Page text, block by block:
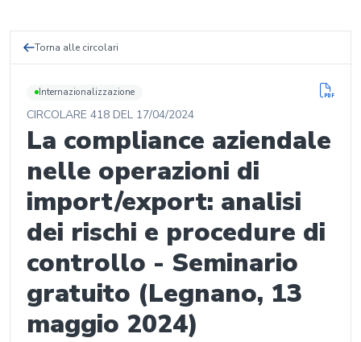
Torna alle circolari
Internazionalizzazione
CIRCOLARE 418 DEL 17/04/2024
La compliance aziendale
nelle operazioni di
import/export: analisi
dei rischi e procedure di
controllo - Seminario
gratuito (Legnano, 13
maggio 2024)